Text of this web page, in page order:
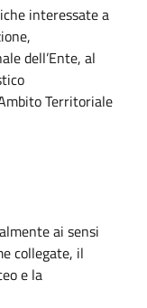
interessate a
dell’Ente, al
Territoriale
ai sensi
collegate, il
e la